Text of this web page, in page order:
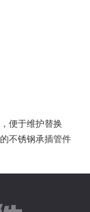
便于维护替换
不锈钢承插管件